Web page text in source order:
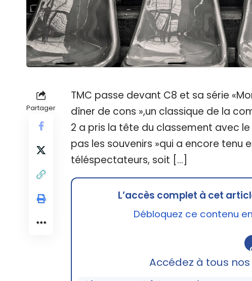
Partager
TMC passe devant C8 et sa série
dîner de cons »,un classique de la
2 a pris la tête du classement avec
pas les souvenirs »qui a encore tenu
téléspectateurs, soit […]
L’accès complet à cet
Débloquez ce contenu
Accédez à tous